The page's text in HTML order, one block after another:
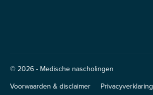
© 2026 - Medische nascholingen
Voorwaarden & disclaimer Privacyverklaring